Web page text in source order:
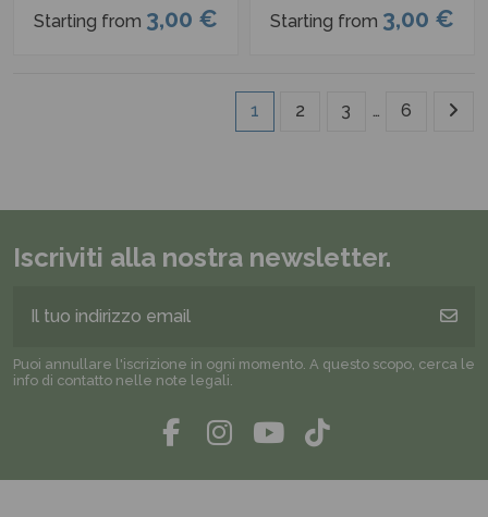
Starting from 3,00 € Starting from 3,00 €
1 2 3 … 6
Iscriviti alla nostra newsletter.
Puoi annullare l'iscrizione in ogni momento. A questo scopo, cerca le
info di contatto nelle note legali.